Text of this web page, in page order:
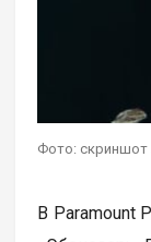
Фото: скриншот
В Paramount